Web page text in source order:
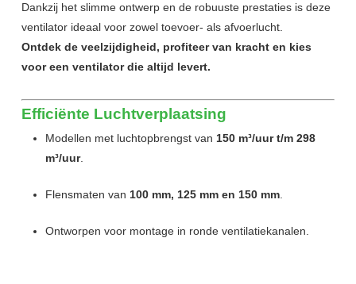
Dankzij het slimme ontwerp en de robuuste prestaties is deze
ventilator ideaal voor zowel toevoer- als afvoerlucht.
Ontdek de veelzijdigheid, profiteer van kracht en kies
voor een ventilator die altijd levert.
Efficiënte Luchtverplaatsing
Modellen met luchtopbrengst van 150 m³/uur t/m 298
m³/uur.
Flensmaten van 100 mm, 125 mm en 150 mm.
Ontworpen voor montage in ronde ventilatiekanalen.